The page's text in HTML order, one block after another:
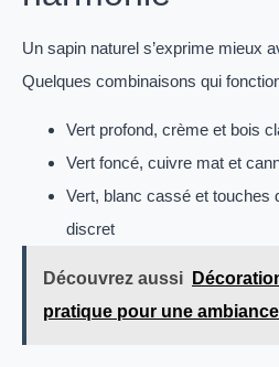
Un sapin naturel s’exprime mieux
Quelques combinaisons qui
Vert profond, crème et bois
Vert foncé, cuivre mat et
Vert, blanc cassé et
discret
Découvrez aussi
pratique pour une